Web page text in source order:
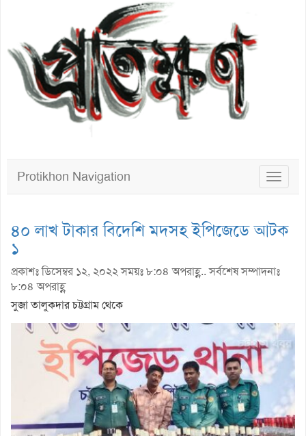
Toggle
Protikhon Navigation
৪০ লাখ টাকার বিদেশি মদসহ ইপিজেডে আটক
১
প্রকাশঃ ডিসেম্বর ১২, ২০২২ সময়ঃ ৮:০৪ অপরাহ্ণ.. সর্বশেষ সম্পাদনাঃ
৮:০৪ অপরাহ্ণ
সুজা তালুকদার চট্টগ্রাম থেকে